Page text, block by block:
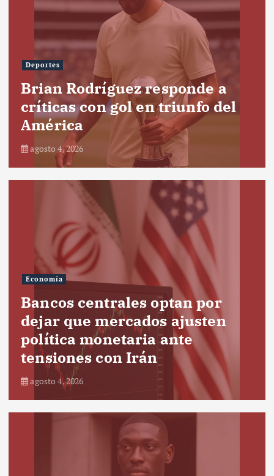
Deportes
Brian Rodríguez responde a
críticas con gol en triunfo del
América
agosto 4, 2026
Economía
Bancos centrales optan por
dejar que mercados ajusten
política monetaria ante
tensiones con Irán
agosto 4, 2026